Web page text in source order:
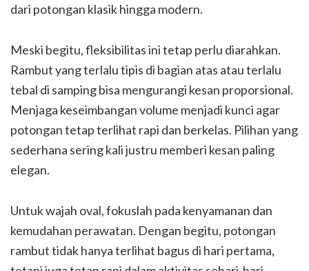
dari potongan klasik hingga modern.
Meski begitu, fleksibilitas ini tetap perlu diarahkan.
Rambut yang terlalu tipis di bagian atas atau terlalu
tebal di samping bisa mengurangi kesan proporsional.
Menjaga keseimbangan volume menjadi kunci agar
potongan tetap terlihat rapi dan berkelas. Pilihan yang
sederhana sering kali justru memberi kesan paling
elegan.
Untuk wajah oval, fokuslah pada kenyamanan dan
kemudahan perawatan. Dengan begitu, potongan
rambut tidak hanya terlihat bagus di hari pertama,